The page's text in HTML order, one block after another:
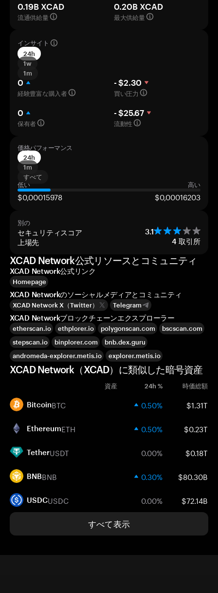
0.19B XCAD
流通供給量
0.20B XCAD
最大供給量
インサイト
24h
1w
1m
0
経験豊富な購入者
- $2.30
買い圧力
0
保有者
- $25.67
流動性
価格パフォーマンス
24h
1m
すべて
低い
高い
$0,00015978 $0,00016203
別の
セキュリティスコア 3.1
上場先 4 取引所
XCAD Network公式リソースとコミュニティ
XCAD Network公式リンク
Homepage
XCAD Networkのソーシャルメディアとコミュニティ
XCAD Network X（Twitter） Telegram
XCAD Networkブロックチェーンエクスプローラー
etherscan.io ethplorer.io polygonscan.com
bscscan.com
stepscan.io
binplorer.com
bnb.dex.guru
andromeda-explorer.metis.io
explorer.metis.io
XCAD Network（XCAD）に類似した暗号資産
資産 24h % 時価総額
BitcoinBTC 0.50% $1.31T
EthereumETH 0.50% $0.23T
TetherUSDT 0.00% $0.18T
BNBBNB 0.30% $80.30B
USDCUSDC 0.00% $72.14B
すべて表示